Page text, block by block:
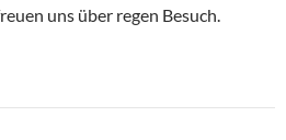
uns über regen Besuch.